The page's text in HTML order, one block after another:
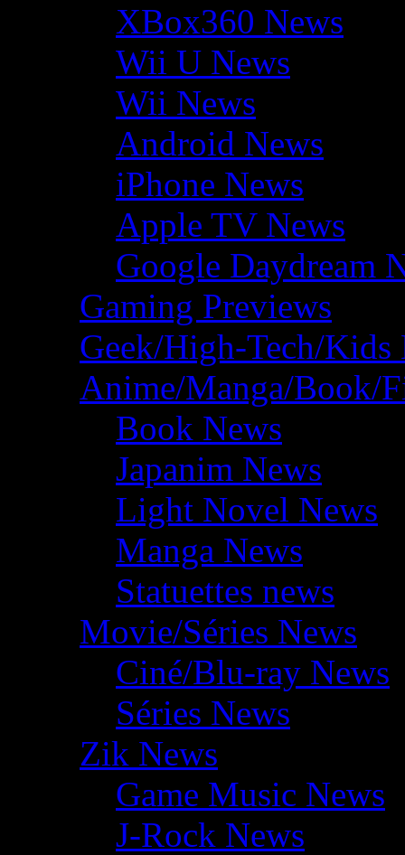
XBox360 News
Wii U News
Wii News
Android News
iPhone News
Apple TV News
Google Daydream
Gaming Previews
Geek/High-Tech/Kids
Anime/Manga/Book/
Book News
Japanim News
Light Novel News
Manga News
Statuettes news
Movie/Séries News
Ciné/Blu-ray News
Séries News
Zik News
Game Music News
J-Rock News